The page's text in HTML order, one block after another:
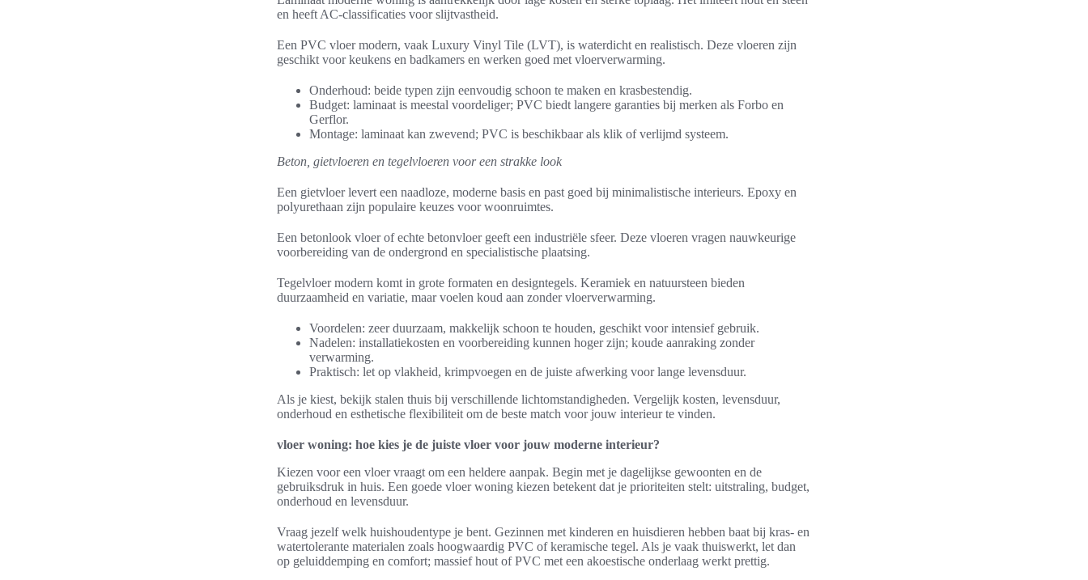
en heeft AC-classificaties voor slijtvastheid.
Een PVC vloer modern, vaak Luxury Vinyl Tile (LVT), is waterdicht en realistisch. Deze vloeren zijn
geschikt voor keukens en badkamers en werken goed met vloerverwarming.
Onderhoud: beide typen zijn eenvoudig schoon te maken en krasbestendig.
Budget: laminaat is meestal voordeliger; PVC biedt langere garanties bij merken als Forbo en
Gerflor.
Montage: laminaat kan zwevend; PVC is beschikbaar als klik of verlijmd systeem.
Beton, gietvloeren en tegelvloeren voor een strakke look
Een gietvloer levert een naadloze, moderne basis en past goed bij minimalistische interieurs. Epoxy en
polyurethaan zijn populaire keuzes voor woonruimtes.
Een betonlook vloer of echte betonvloer geeft een industriële sfeer. Deze vloeren vragen nauwkeurige
voorbereiding van de ondergrond en specialistische plaatsing.
Tegelvloer modern komt in grote formaten en designtegels. Keramiek en natuursteen bieden
duurzaamheid en variatie, maar voelen koud aan zonder vloerverwarming.
Voordelen: zeer duurzaam, makkelijk schoon te houden, geschikt voor intensief gebruik.
Nadelen: installatiekosten en voorbereiding kunnen hoger zijn; koude aanraking zonder
verwarming.
Praktisch: let op vlakheid, krimpvoegen en de juiste afwerking voor lange levensduur.
Als je kiest, bekijk stalen thuis bij verschillende lichtomstandigheden. Vergelijk kosten, levensduur,
onderhoud en esthetische flexibiliteit om de beste match voor jouw interieur te vinden.
vloer woning: hoe kies je de juiste vloer voor jouw moderne interieur?
Kiezen voor een vloer vraagt om een heldere aanpak. Begin met je dagelijkse gewoonten en de
gebruiksdruk in huis. Een goede vloer woning kiezen betekent dat je prioriteiten stelt: uitstraling, budget,
onderhoud en levensduur.
Vraag jezelf welk huishoudentype je bent. Gezinnen met kinderen en huisdieren hebben baat bij kras- en
watertolerante materialen zoals hoogwaardig PVC of keramische tegel. Als je vaak thuiswerkt, let dan
op geluiddemping en comfort; massief hout of PVC met een akoestische onderlaag werkt prettig.